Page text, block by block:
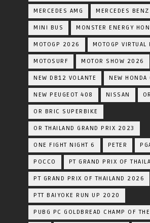
MERCEDES AMG MERCEDES
MINI BUS MONSTER ENERGY
MOTOGP 2026 MOTOGP VIRTUAL
MOTOSURF MOTOR SHOW 2026
NEW DB12 VOLANTE NEW HONDA
NEW PEUGEOT 408 NISSAN OR
OR BRIC SUPERBIKE
OR THAILAND GRAND PRIX 2023
ONE FIGHT NIGHT 6 PETER
POCCO PT GRAND PRIX OF
PT GRAND PRIX OF THAILAND 2026
PTT BAIYOKE RUN UP 2020
PUBG PC GOLDBREAD CHAMP OF